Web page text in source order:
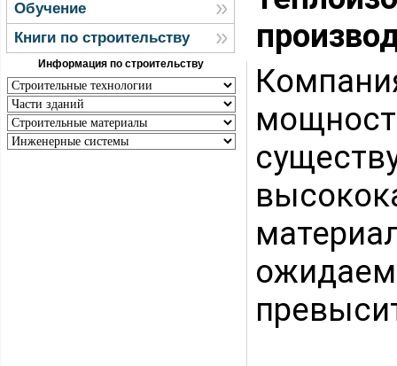
Обучение
Книги по строительству
Информация по строительству